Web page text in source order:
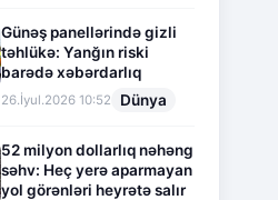
Günəş panellərində gizli
təhlükə: Yanğın riski
barədə xəbərdarlıq
26.İyul.2026 10:52 Dünya
52 milyon dollarlıq nəhəng
səhv: Heç yerə aparmayan
yol görənləri heyrətə salır